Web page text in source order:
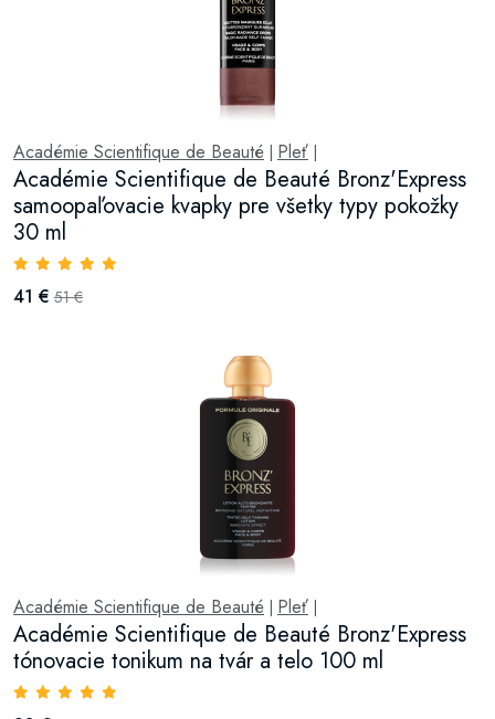
Académie Scientifique de Beauté Pleť
Académie Scientifique de Beauté Bronz'Express
samoopaľovacie kvapky pre všetky typy pokožky
30 ml
41 € 51 €
Académie Scientifique de Beauté Pleť
Académie Scientifique de Beauté Bronz'Express
tónovacie tonikum na tvár a telo 100 ml